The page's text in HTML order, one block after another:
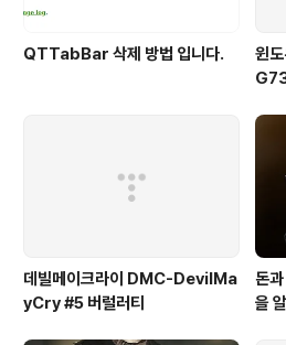
QTTabBar 삭제 방법 입니다.
윈
게
데빌메이크라이 DMC-DevilMa
yCry #5 버럴러티
돈
을